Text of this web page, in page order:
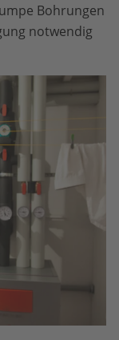
Bohrungen
notwendig